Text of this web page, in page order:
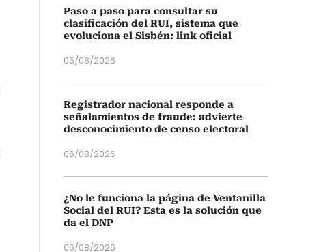
Paso a paso para consultar su
clasificación del RUI, sistema que
evoluciona el Sisbén: link oficial
05/08/2026
Registrador nacional responde a
señalamientos de fraude: advierte
desconocimiento de censo electoral
06/08/2026
¿No le funciona la página de Ventanilla
Social del RUI? Esta es la solución que
da el DNP
06/08/2026